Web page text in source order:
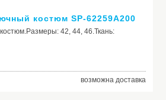
костюм SP-62259A200
42, 44, 46.Ткань:
возможна доставка